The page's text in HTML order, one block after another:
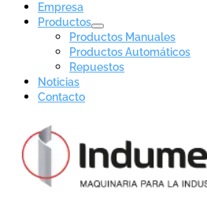
Empresa
Productos
Productos Manuales
Productos Automáticos
Repuestos
Noticias
Contacto